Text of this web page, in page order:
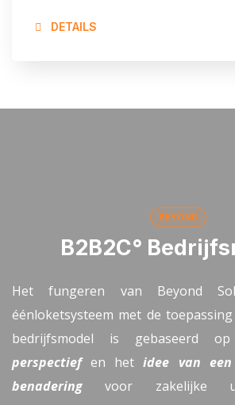
DETAILS
BEYOND
B2B2C°
Het fungeren van Beyond
éénloketsysteem met de
bedrijfsmodel is gebaseerd
perspectiefen hetidee van
benadering voor zakelijke